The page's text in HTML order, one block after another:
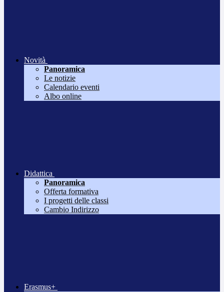
Novità
Panoramica
Le notizie
Calendario eventi
Albo online
Didattica
Panoramica
Offerta formativa
I progetti delle classi
Cambio Indirizzo
Erasmus+